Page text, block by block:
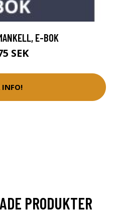
E-BOK
SEK
INFO!
PRODUKTER